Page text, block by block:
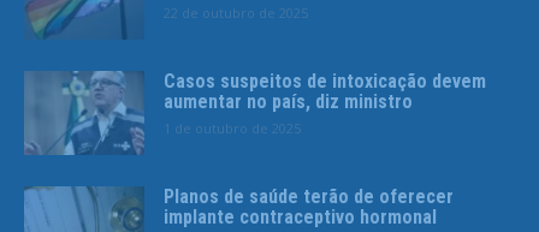
22 de outubro de 2025
Casos suspeitos de intoxicação devem
aumentar no país, diz ministro
1 de outubro de 2025
Planos de saúde terão de oferecer
implante contraceptivo hormonal